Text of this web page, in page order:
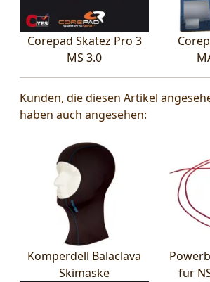
Corepad Skatez Pro 3
MS 3.0
Kunden, die diesen Artikel
haben auch angesehen:
Komperdell Balaclava
Skimaske
für